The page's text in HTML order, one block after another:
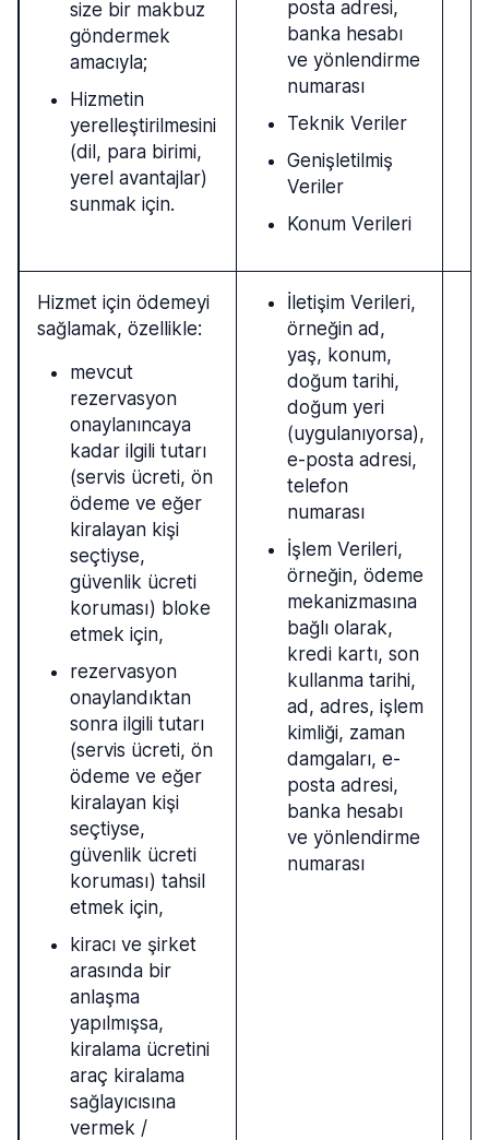
size bir makbuz
göndermek
amacıyla;
Hizmetin
yerelleştirilmesini
(dil, para birimi,
yerel avantajlar)
sunmak için.
posta adresi,
banka hesabı
ve yönlendirme
numarası
Teknik Veriler
Genişletilmiş
Veriler
Konum Verileri
Hizmet için ödemeyi
sağlamak, özellikle:
mevcut
rezervasyon
onaylanıncaya
kadar ilgili tutarı
(servis ücreti, ön
ödeme ve eğer
kiralayan kişi
seçtiyse,
güvenlik ücreti
koruması) bloke
etmek için,
rezervasyon
onaylandıktan
sonra ilgili tutarı
(servis ücreti, ön
ödeme ve eğer
kiralayan kişi
seçtiyse,
güvenlik ücreti
koruması) tahsil
etmek için,
kiracı ve şirket
arasında bir
anlaşma
yapılmışsa,
kiralama ücretini
araç kiralama
sağlayıcısına
vermek /
İletişim Verileri,
örneğin ad,
yaş, konum,
doğum tarihi,
doğum yeri
(uygulanıyorsa),
e-posta adresi,
telefon
numarası
İşlem Verileri,
örneğin, ödeme
mekanizmasına
bağlı olarak,
kredi kartı, son
kullanma tarihi,
ad, adres, işlem
kimliği, zaman
damgaları, e-
posta adresi,
banka hesabı
ve yönlendirme
numarası